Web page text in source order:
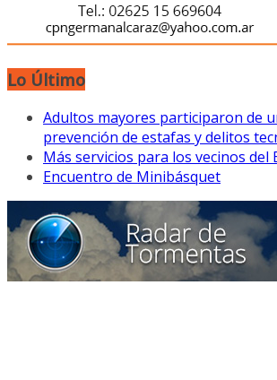
Lo Último
Adultos mayores participaron de
prevención de estafas y delitos
Más servicios para los vecinos del
Encuentro de Minibásquet